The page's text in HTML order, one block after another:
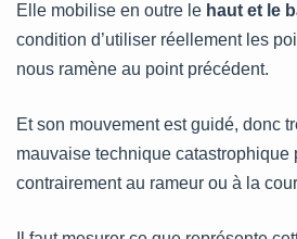
Elle mobilise en outre le haut et le
condition d’utiliser réellement les
nous ramène au point précédent.
Et son mouvement est guidé, donc
mauvaise technique catastrophique
contrairement au rameur ou à la